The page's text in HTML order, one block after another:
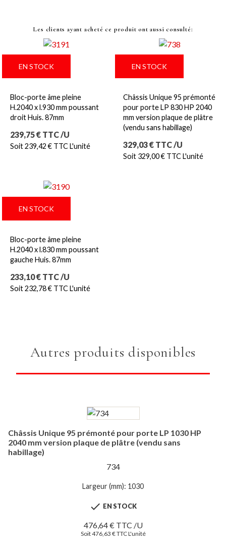
Les clients ayant acheté ce produitont aussi consulté:
EN STOCK
Bloc-porte âme pleine
H.2040 x l.930 mm poussant
droit Huis. 87mm
Prix
239,75 € TTC /U
Soit 239,42 € TTC L'unité
EN STOCK
Châssis Unique 95 prémonté
pour porte LP 830 HP 2040
mm version plaque de plâtre
(vendu sans habillage)
Prix
329,03 € TTC /U
Soit 329,00 € TTC L'unité
EN STOCK
Bloc-porte âme pleine
H.2040 x l.830 mm poussant
gauche Huis. 87mm
Prix
233,10 € TTC /U
Soit 232,78 € TTC L'unité
Autres produits disponibles
Châssis Unique 95 prémonté pour porte LP 1030 HP
2040 mm version plaque de plâtre (vendu sans
habillage)
734
Largeur (mm): 1030
 EN STOCK
476,64 € TTC /U
Soit 476,63 € TTC L'unité